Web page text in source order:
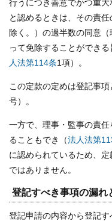
行うにつき善意でかつ重
と認めるときは、その責
除く。）の過半数の同意
って免除することができ
人法第114条1項）。
この定款の定めは登記事
号）。
一方で、理事・監事の責
ることもでき（法人法第
に認められているため、
ではありません。
登記すべき事項の漏れ
登記申請の内容から登記